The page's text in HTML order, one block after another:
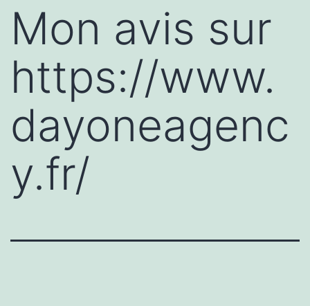
Mon avis sur
https://www.
dayoneagenc
y.fr/